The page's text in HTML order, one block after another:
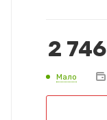
2 746
Мало